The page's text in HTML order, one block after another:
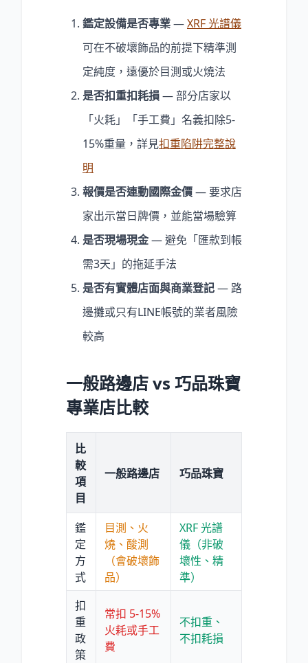
鑑定設備是否專業—XRF 光譜儀
可在不破壞飾品的前提下精準測
定純度，遠優於目測或火燒法
是否扣重扣耗損— 部分店家以
「火耗」「手工費」名義扣除5-
15%重量，詳見扣重陷阱完整說
明
報價是否連動國際金價— 要求店
家出示當日牌價，並能當場驗算
是否現場現金— 避免「匯款到帳
需3天」的拖延手法
是否有實體店面與商業登記— 路
邊攤或只有LINE帳號的業者風險
較高
一般路邊店 vs 巧品珠寶
專業店比較
比
較
項
目
一般路邊店 巧品珠寶
鑑
定
方
式
目測、火
燒、酸測
（會破壞飾
品）
XRF 光譜
儀（非破
壞性、精
準）
扣
重
政
策
常扣 5-15%
火耗或手工
費
不扣重、
不扣耗損